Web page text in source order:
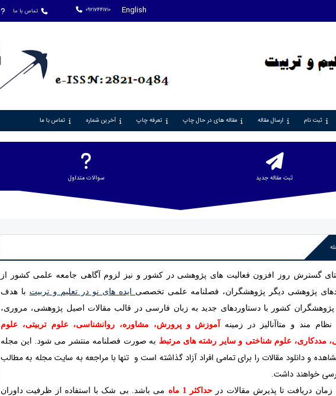
English
09217441710 تماس با ما
ثبت نام ارسال مقاله مقاله های در حال چاپ تعرفه چاپ آخرین شماره تماس با ما
ثبت مقاله جدید سوالات متداول
گسترش روز افزون فعالیت های پژوهشی در کشور و نیز لزوم آگاهی جامعه علمی کشور از
پژوهشی دیگر پژوهشگران، فصلنامه علمی تخصصی ایده های نو در تعلیم و تربیت با هدف
پژوهشگران کشور با دستاوردهای جدید به زبان فارسی در قالب مقالات اصیل پژوهشی، مروری،
مند و متاآنالیز در زمینه آموزش و پرورش، مشاوره، روانشناسی، علوم تربیتی، علوم
مددکاری، علوم شناختی و سایر رشته های مرتبط به صورت فصلنامه منتشر می شود. این مجله
و دانلود مقالات را برای تمامی افراد آزاد گذاشته است و تنها با مراجعه به سایت مجله به مطالب
خواهند داشت.
زمان دریافت تا پذیرش مقالات در حداکثر 1 ماه
می باشد. بی شک با استفاده از ظرفیت داوران